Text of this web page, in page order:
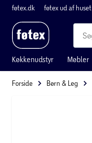
føtex.dk føtex ud af huset
Køkkenudstyr Møbler
Forside Børn & Leg